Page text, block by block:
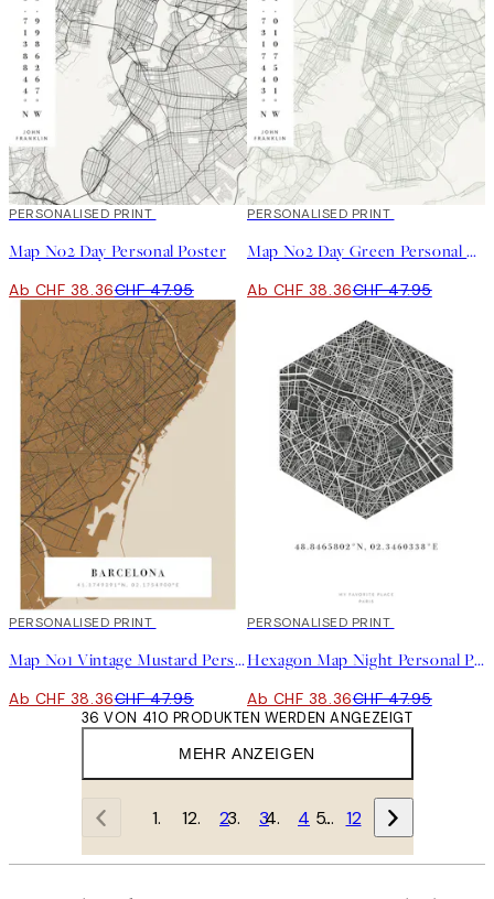
20%*
PERSONALISED PRINT
Map No2 Day Personal Poster
Ab CHF 38.36CHF 47.95
20%*
PERSONALISED PRINT
Map No2 Day Green Personal Poster
Ab CHF 38.36CHF 47.95
20%*
PERSONALISED PRINT
Map No1 Vintage Mustard Personal Poster
Ab CHF 38.36CHF 47.95
20%*
PERSONALISED PRINT
Hexagon Map Night Personal Poster
Ab CHF 38.36CHF 47.95
MEHR ANZEIGEN
36 VON 410 PRODUKTEN WERDEN ANGEZEIGT
1 2 3 4 … 12